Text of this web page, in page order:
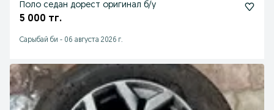
Поло седан дорест оригинал б/у
5 000 тг.
Сарыбай би - 06 августа 2026 г.